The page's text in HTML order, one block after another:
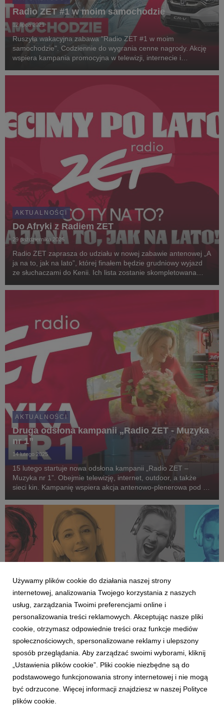
Radio ZET #1 w moim samochodzie
12 lipca 2021
Ruszyła wakacyjna zabawa "Radio ZET #1 w moim
samochodzie". Codziennie do wygrania cenne nagrody. Akcję
wspiera kampania promocyjna w telewizji, internecie i
AKTUALNOŚCI
Do Afryki z Radiem ZET
29 października 2025
Radio ZET zaprasza do udziału w nowej zabawie antenowej „A
ja na to, jak na lato”, której finałem będzie grudniowy wyjazd
ze słuchaczami do Kenii. Ich lista zostanie skompletowana
AKTUALNOŚCI
Druga odsłona kampanii „Radio ZET - Muzyka
nr 1”
14 lutego 2025
15 lutego startuje nowa odsłona kampanii „Radio ZET –
Muzyka nr 1”. Obejmie telewizję, internet, outdoor, a także
sieci kin. Kampanię wspiera akcja antenowo-plenerowa pod tą
będzie podróżować po całej Polsce odwied...
AKTUALNOŚCI
Grupa Eurozet jako jedyna ze wzrostem
słuchalności w 2024 r.
22 stycznia 2025
W 2024 roku Grupa Eurozet jako jedyna spośród największych
nadawców w Polsce zwiększyła udział w czasie słuchania w
porównaniu z 2023 rokiem.
Używamy plików cookie do działania naszej strony
internetowej, analizowania Twojego korzystania z naszych
usług, zarządzania Twoimi preferencjami online i
personalizowania treści reklamowych. Akceptując nasze pliki
cookie, otrzymasz odpowiednie treści oraz funkcje mediów
społecznościowych, spersonalizowane reklamy i ulepszony
sposób przeglądania. Aby zarządzać swoimi wyborami, kliknij
„Ustawienia plików cookie”. Pliki cookie niezbędne są do
podstawowego funkcjonowania strony internetowej i nie mogą
być odrzucone. Więcej informacji znajdziesz w naszej Polityce
plików cookie.